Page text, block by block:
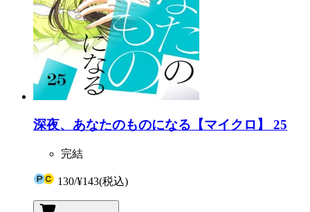
深夜、あなたのものになる【マイクロ】 25
完結
130/¥143(税込)